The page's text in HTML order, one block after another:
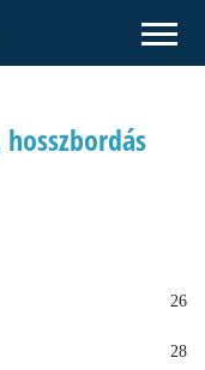
hosszbordás
26
28